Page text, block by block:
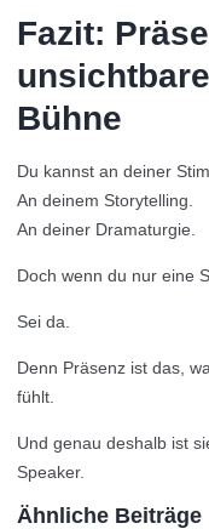
Fazit:
Bühne
Du kannst an deiner
An deinem Storytelling.
An deiner Dramaturgie.
Doch wenn du nur eine
Sei da.
Denn Präsenz ist das,
fühlt.
Und genau deshalb ist
Speaker.
Ähnliche Beiträge